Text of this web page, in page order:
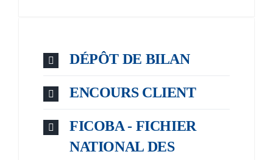
DÉPÔT DE BILAN
ENCOURS CLIENT
FICOBA - FICHIER
NATIONAL DES